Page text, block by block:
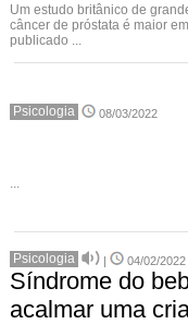
Um estudo britânico de
câncer de próstata é maior
publicado ...
Psicologia 08/03/2022
...
Psicologia | 04/02/2022
Síndrome do
acalmar uma